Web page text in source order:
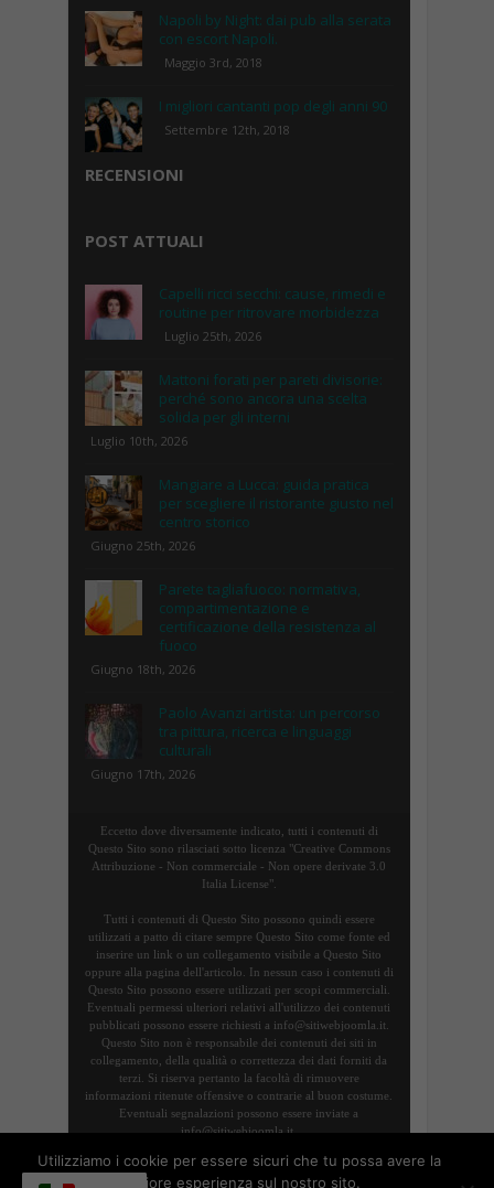
Napoli by Night: dai pub alla serata
con escort Napoli.
Maggio 3rd, 2018
I migliori cantanti pop degli anni 90
Settembre 12th, 2018
RECENSIONI
POST ATTUALI
Capelli ricci secchi: cause, rimedi e
routine per ritrovare morbidezza
Luglio 25th, 2026
Mattoni forati per pareti divisorie:
perché sono ancora una scelta
solida per gli interni
Luglio 10th, 2026
Mangiare a Lucca: guida pratica
per scegliere il ristorante giusto nel
centro storico
Giugno 25th, 2026
Parete tagliafuoco: normativa,
compartimentazione e
certificazione della resistenza al
fuoco
Giugno 18th, 2026
Paolo Avanzi artista: un percorso
tra pittura, ricerca e linguaggi
culturali
Giugno 17th, 2026
Eccetto dove diversamente indicato, tutti i contenuti di
Questo Sito sono rilasciati sotto licenza "Creative Commons
Attribuzione - Non commerciale - Non opere derivate 3.0
Italia License".
Tutti i contenuti di Questo Sito possono quindi essere
utilizzati a patto di citare sempre Questo Sito come fonte ed
inserire un link o un collegamento visibile a Questo Sito
oppure alla pagina dell'articolo. In nessun caso i contenuti di
Questo Sito possono essere utilizzati per scopi commerciali.
Eventuali permessi ulteriori relativi all'utilizzo dei contenuti
pubblicati possono essere richiesti a info@sitiwebjoomla.it.
Questo Sito non è responsabile dei contenuti dei siti in
collegamento, della qualità o correttezza dei dati forniti da
terzi. Si riserva pertanto la facoltà di rimuovere
informazioni ritenute offensive o contrarie al buon costume.
Eventuali segnalazioni possono essere inviate a
info@sitiwebjoomla.it.
Utilizziamo i cookie per essere sicuri che tu possa avere la
migliore esperienza sul nostro sito.